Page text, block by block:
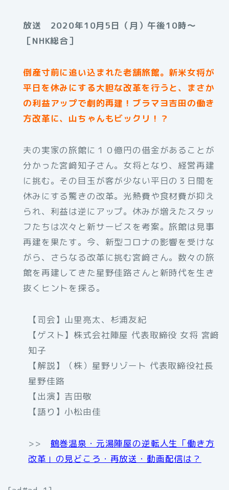
放送 2020年10月5日（月）午後10時〜
［NHK総合］
倒産寸前に追い込まれた老舗旅館。新米女将が
平日を休みにする大胆な改革を行うと、まさか
の利益アップで劇的再建！ブラマヨ吉田の働き
方改革に、山ちゃんもビックリ！？
夫の実家の旅館に１０億円の借金があることが
分かった宮﨑知子さん。女将となり、経営再建
に挑む。その目玉が客が少ない平日の３日間を
休みにする驚きの改革。光熱費や食材費が抑え
られ、利益は逆にアップ。休みが増えたスタッ
フたちは次々と新サービスを考案。旅館は見事
再建を果たす。今、新型コロナの影響を受けな
がら、さらなる改革に挑む宮﨑さん。数々の旅
館を再建してきた星野佳路さんと新時代を生き
抜くヒントを探る。
【司会】山里亮太、杉浦友紀
【ゲスト】株式会社陣屋 代表取締役 女将 宮﨑
知子
【解説】（株）星野リゾート 代表取締役社長
星野佳路
【出演】吉田敬
【語り】小松由佳
>> 鶴巻温泉・元湯陣屋の逆転人生「働き方
改革」の見どころ・再放送・動画配信は？